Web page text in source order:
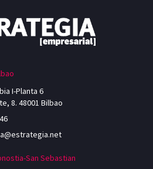
I-Planta 6
8. 48001 Bilbao
San Sebastian